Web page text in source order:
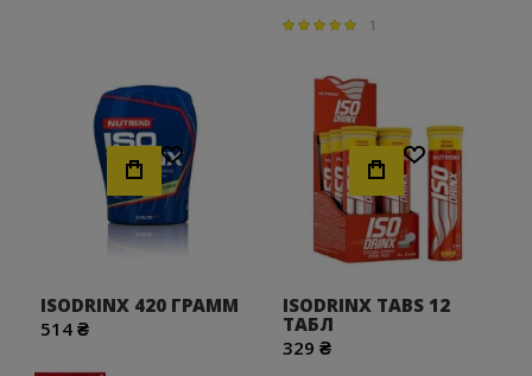
Параметр оценки:
1
Хочу!
ISODRINX 420 ГРАММ
514 ₴
Хочу!
ISODRINX TABS 12
ТАБЛ
329 ₴